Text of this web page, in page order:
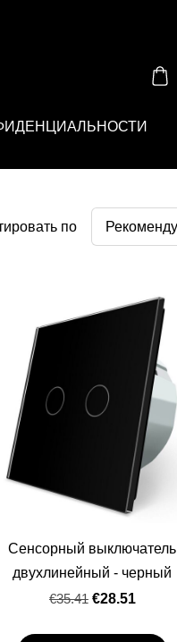
по
Сенсорный выключатель
двухлинейный - черный
€35.41 €28.51